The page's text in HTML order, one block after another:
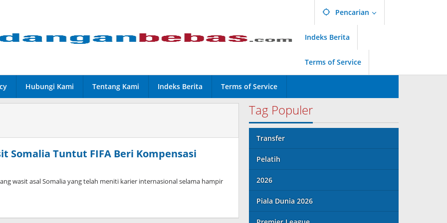
Pencarian
Indeks Berita
Terms of Service
Hubungi Kami Tentang Kami Indeks Berita Terms of Service
Somalia Tuntut FIFA Beri Kompensasi
wasit asal Somalia yang telah meniti karier internasional selama hampir
Tag Populer
Transfer
Pelatih
2026
Piala Dunia 2026